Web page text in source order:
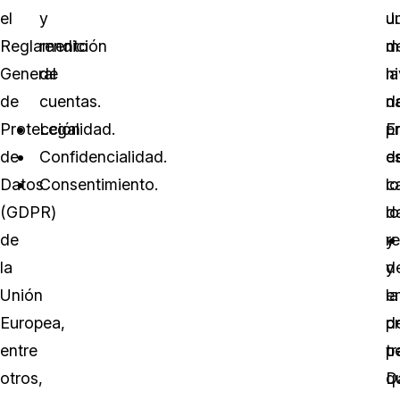
el
Reglamento
General
de
Protección
de
Datos
(GDPR)
de
la
Unión
Europea,
entre
otros,
y
rendición
de
cuentas.
Legalidad.
Confidencialidad.
Consentimiento.
la
y
y
la